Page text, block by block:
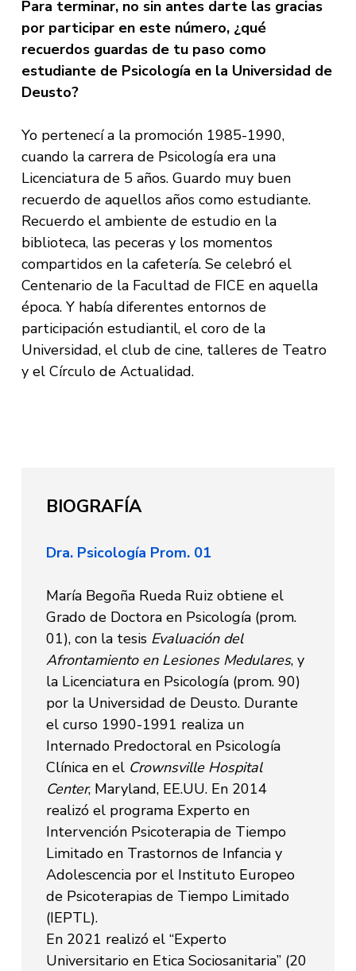
Para terminar, no sin antes darte las gracias
por participar en este número, ¿qué
recuerdos guardas de tu paso como
estudiante de Psicología en la Universidad de
Deusto?
Yo pertenecí a la promoción 1985-1990,
cuando la carrera de Psicología era una
Licenciatura de 5 años. Guardo muy buen
recuerdo de aquellos años como estudiante.
Recuerdo el ambiente de estudio en la
biblioteca, las peceras y los momentos
compartidos en la cafetería. Se celebró el
Centenario de la Facultad de FICE en aquella
época. Y había diferentes entornos de
participación estudiantil, el coro de la
Universidad, el club de cine, talleres de Teatro
y el Círculo de Actualidad.
BIOGRAFÍA
Dra. Psicología Prom. 01
María Begoña Rueda Ruiz obtiene el
Grado de Doctora en Psicología (prom.
01), con la tesis Evaluación del
Afrontamiento en Lesiones Medulares, y
la Licenciatura en Psicología (prom. 90)
por la Universidad de Deusto. Durante
el curso 1990-1991 realiza un
Internado Predoctoral en Psicología
Clínica en el Crownsville Hospital
Center, Maryland, EE.UU. En 2014
realizó el programa Experto en
Intervención Psicoterapia de Tiempo
Limitado en Trastornos de Infancia y
Adolescencia por el Instituto Europeo
de Psicoterapias de Tiempo Limitado
(IEPTL).
En 2021 realizó el “Experto
Universitario en Etica Sociosanitaria” (20